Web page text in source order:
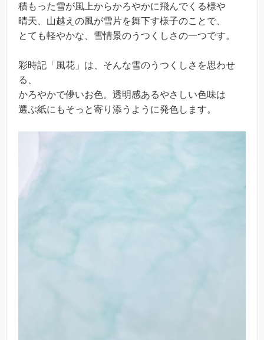
積もった雪が風上からかろやかに飛んでくる様や
晴天、山越えの風が雪片を舞下す様子のことで、
とても軽やかな、雪情景のうつくしさの一つです。
彩時記「風花」は、そんな雪のうつくしさを思わせ
る、
かろやかで儚いお色。透明感あるやさしい色味は
選ぶ紙にもそっと寄り添うように発色します。